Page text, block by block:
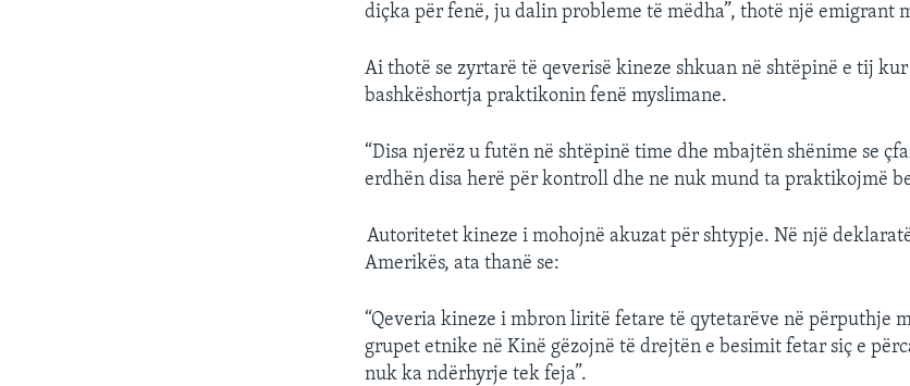
diçka për fenë, ju dalin probleme të mëdha”, thotë një emigrant
Ai thotë se zyrtarë të qeverisë kineze shkuan në shtëpinë e tij kur
bashkëshortja praktikonin fenë myslimane.
“Disa njerëz u futën në shtëpinë time dhe mbajtën shënime se
erdhën disa herë për kontroll dhe ne nuk mund ta praktikojmë
Autoritetet kineze i mohojnë akuzat për shtypje. Në një
Amerikës, ata thanë se:
“Qeveria kineze i mbron liritë fetare të qytetarëve në përputhje
grupet etnike në Kinë gëzojnë të drejtën e besimit fetar siç e
nuk ka ndërhyrje tek feja”.